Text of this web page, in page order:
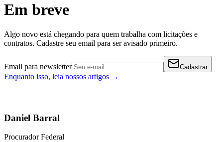
Em breve
Algo novo está chegando para quem trabalha com licitações e
contratos. Cadastre seu email para ser avisado primeiro.
Email para newsletter Cadastrar
Enquanto isso, leia nossos artigos →
Daniel Barral
Procurador Federal